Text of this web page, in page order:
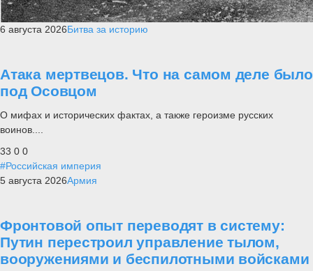
6 августа 2026Битва за историю
Атака мертвецов. Что на самом деле было
под Осовцом
О мифах и исторических фактах, а также героизме русских
воинов....
33 0 0
#Российская империя
5 августа 2026Армия
Фронтовой опыт переводят в систему:
Путин перестроил управление тылом,
вооружениями и беспилотными войсками